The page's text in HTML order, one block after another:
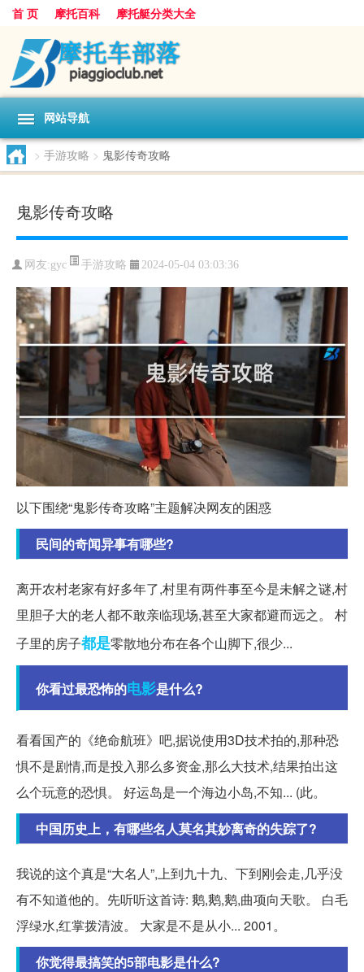
首 页 摩托百科 摩托艇分类大全
网站导航
> 手游攻略 > 鬼影传奇攻略
鬼影传奇攻略
网友:gyc 手游攻略 2024-05-04 03:03:36
以下围绕“鬼影传奇攻略”主题解决网友的困惑
民间的奇闻异事有哪些?
离开农村老家有好多年了,村里有两件事至今是未解之谜,村
里胆子大的老人都不敢亲临现场,甚至大家都避而远之。 村
子里的房子都是零散地分布在各个山脚下,很少...
你看过最恐怖的电影是什么?
看看国产的《绝命航班》吧,据说使用3D技术拍的,那种恐
惧不是剧情,而是投入那么多资金,那么大技术,结果拍出这
么个玩意的恐惧。 好运岛是一个海边小岛,不知... (此。
中国历史上，有哪些名人莫名其妙离奇的失踪了?
我说的这个真是“大名人”,上到九十九、下到刚会走,几乎没
有不知道他的。先听听这首诗: 鹅,鹅,鹅,曲项向天歌。 白毛
浮绿水,红掌拨清波。 大家是不是从小... 2001。
你觉得最搞笑的5部电影是什么?